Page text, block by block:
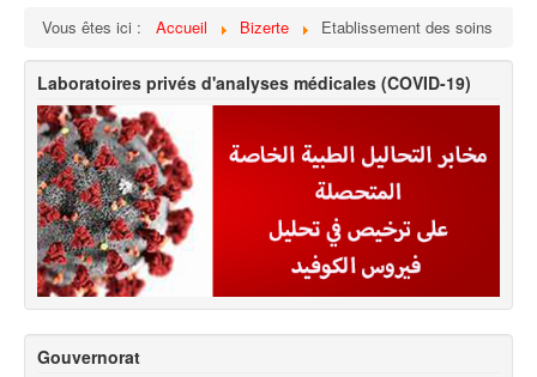
Vous êtes ici : Accueil Bizerte Etablissement des soins
Laboratoires privés d'analyses médicales (COVID-19)
Gouvernorat